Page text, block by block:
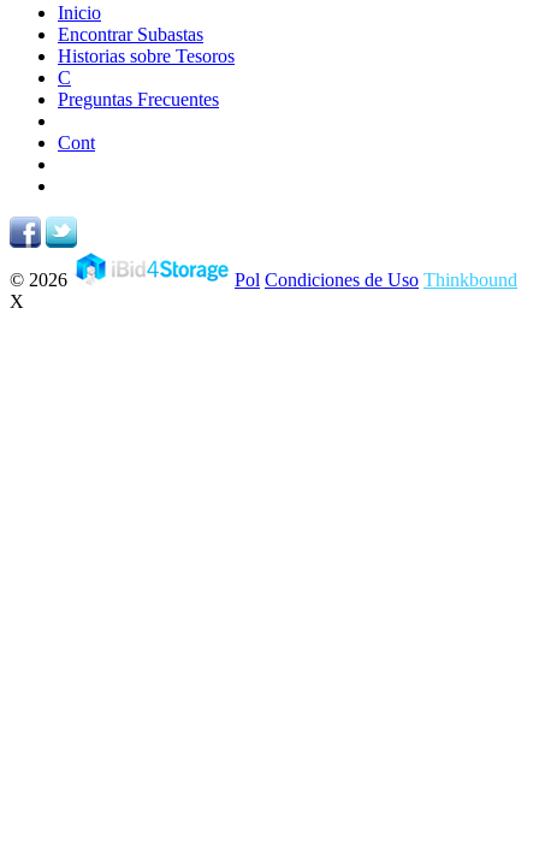
Inicio
Encontrar Subastas
Historias sobre Tesoros
C
Preguntas Frecuentes
Cont
© 2026 Pol Condiciones de Uso Thinkbound
X